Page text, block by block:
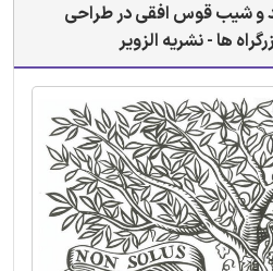
و شیب‌ قوس افقی در طراحی
ها - نشریه الزویر